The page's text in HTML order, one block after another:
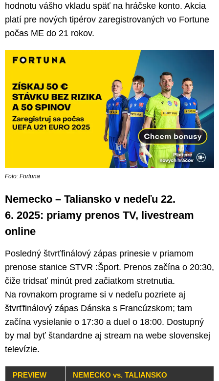
hodnotu vášho vkladu späť na hráčske konto. Akcia
platí pre nových tipérov zaregistrovaných vo Fortune
počas ME do 21 rokov.
Foto: Fortuna
Nemecko – Taliansko v nedeľu 22.
6. 2025: priamy prenos TV, livestream
online
Posledný štvrťfinálový zápas prinesie v priamom
prenose stanice STVR :Šport. Prenos začína o 20:30,
čiže tridsať minút pred začiatkom stretnutia.
Na rovnakom programe si v nedeľu pozriete aj
štvrťfinálový zápas Dánska s Francúzskom; tam
začína vysielanie o 17:30 a duel o 18:00. Dostupný
by mal byť štandardne aj stream na webe slovenskej
televízie.
PREVIEW NEMECKO vs. TALIANSKO